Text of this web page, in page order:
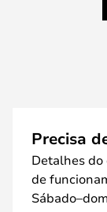
Precisa
Detalhes do
de